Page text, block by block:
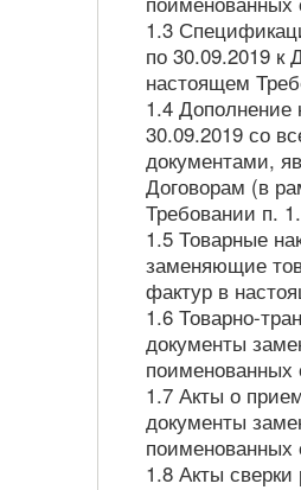
1.3
по 30.09.2019 к
настоящем
1.4 Дополнение
30.09.2019 со
документами,
Договорам (в
Требовании п.
1.5 Товарные
заменяющие
фактур в
1.6 Товарно-
документы
поименованных
1.7 Акты о
документы
поименованных
1.8 Акты